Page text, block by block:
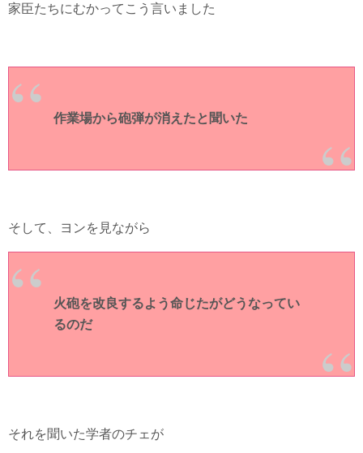
家臣たちにむかってこう言いました
作業場から砲弾が消えたと聞いた
そして、ヨンを見ながら
火砲を改良するよう命じたがどうなってい
るのだ
それを聞いた学者のチェが